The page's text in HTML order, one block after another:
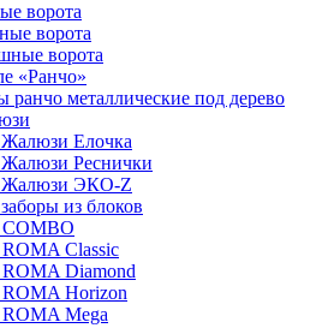
ворота
ворота
ворота
«Ранчо»
ранчо металлические под дерево
Жалюзи Елочка
Жалюзи Реснички
Жалюзи ЭКО-Z
из блоков
COMBO
ROMA Classic
ROMA Diamond
ROMA Horizon
ROMA Mega